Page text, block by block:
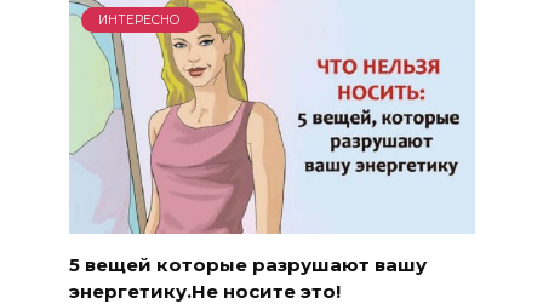
ИНТЕРЕСНО
5 вещей которые разрушают вашу
энергетику.Не носите это!